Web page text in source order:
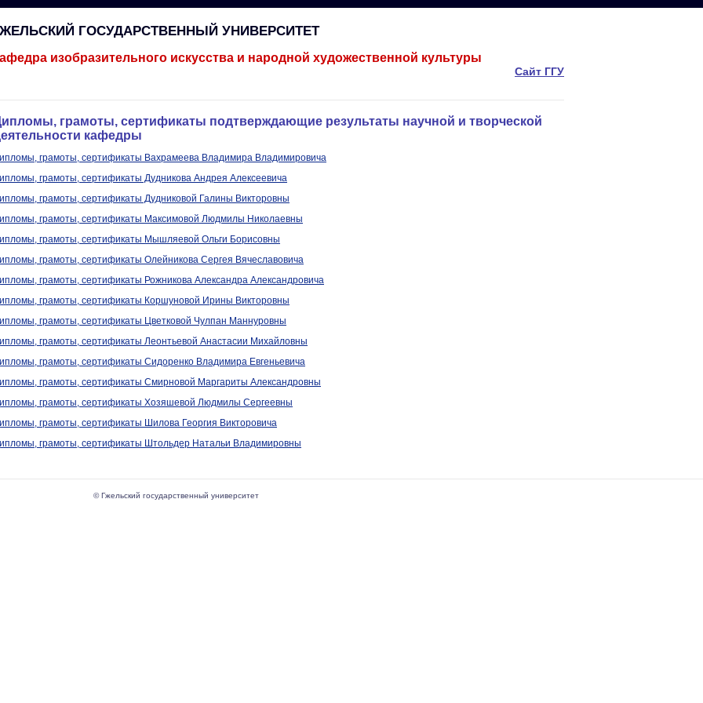
ГОСУДАРСТВЕННЫЙ УНИВЕРСИТЕТ
изобразительного искусства и народной художественной культуры
Сайт ГГУ
грамоты, сертификаты подтверждающие результаты научной и творческой
кафедры
грамоты, сертификаты Вахрамеева Владимира Владимировича
грамоты, сертификаты Дудникова Андрея Алексеевича
грамоты, сертификаты Дудниковой Галины Викторовны
грамоты, сертификаты Максимовой Людмилы Николаевны
грамоты, сертификаты Мышляевой Ольги Борисовны
грамоты, сертификаты Олейникова Сергея Вячеславовича
грамоты, сертификаты Рожникова Александра Александровича
грамоты, сертификаты Коршуновой Ирины Викторовны
грамоты, сертификаты Цветковой Чулпан Маннуровны
грамоты, сертификаты Леонтьевой Анастасии Михайловны
грамоты, сертификаты Сидоренко Владимира Евгеньевича
грамоты, сертификаты Смирновой Маргариты Александровны
грамоты, сертификаты Хозяшевой Людмилы Сергеевны
грамоты, сертификаты Шилова Георгия Викторовича
грамоты, сертификаты Штольдер Натальи Владимировны
© Гжельский государственный университет